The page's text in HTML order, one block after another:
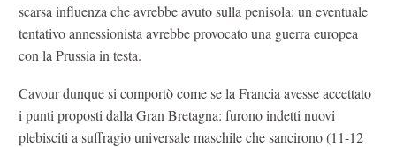
scarsa influenza che avrebbe avuto sulla penisola: un eventuale
tentativo annessionista avrebbe provocato una guerra europea
con la Prussia in testa.
Cavour dunque si comportò come se la Francia avesse accettato
i punti proposti dalla Gran Bretagna: furono indetti nuovi
plebisciti a suffragio universale maschile che sancirono (11-12